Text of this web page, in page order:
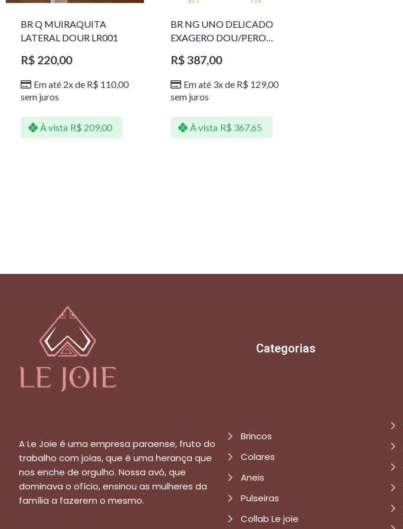
BR Q MUIRAQUITA
LATERAL DOUR LR001
R$220,00
Em até 2x de R$ 110,00
sem juros
À vista R$ 209,00
BR NG UNO DELICADO
EXAGERO DOU/PERO
R$387,00
Em até 3x de R$ 129,00
sem juros
À vista R$ 367,65
Categorias
A Le Joie é uma empresa paraense, fruto do
trabalho com joias, que é uma herança que
nos enche de orgulho. Nossa avó, que
dominava o ofício, ensinou as mulheres da
família a fazerem o mesmo.
Brincos
Colares
Aneis
Pulseiras
Collab Le joie